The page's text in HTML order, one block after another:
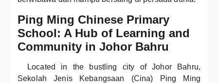
Ping Ming Chinese Primary
School: A Hub of Learning and
Community in Johor Bahru
Located in the bustling city of Johor Bahru,
Sekolah Jenis Kebangsaan (Cina) Ping Ming